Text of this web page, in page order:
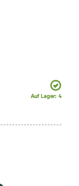
Auf Lager: 4